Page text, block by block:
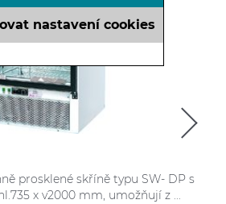
prosklené skříně typu SW- DP s
x v2000 mm, umožňují z ...
nastavení cookies